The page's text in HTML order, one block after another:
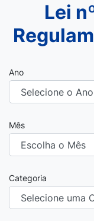
Lei
Ano
Mês
Categoria